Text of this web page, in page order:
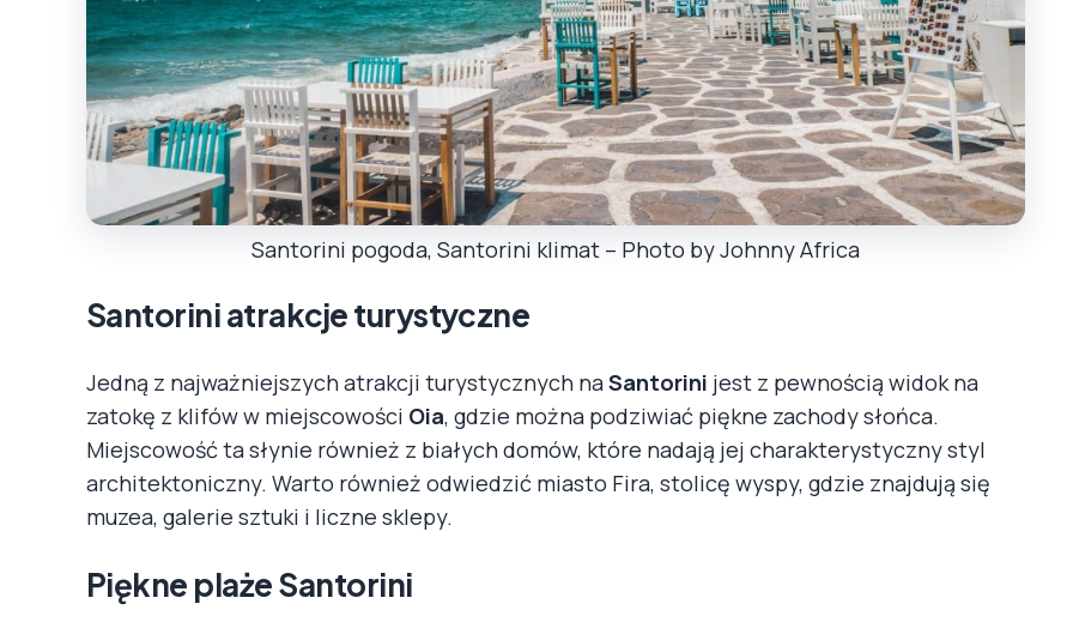
Santorini pogoda, Santorini klimat – Photo by Johnny Africa
Santorini atrakcje turystyczne
Jedną z najważniejszych atrakcji turystycznych naSantorini jest z pewnością widok na
zatokę z klifów w miejscowości Oia, gdzie można podziwiać piękne zachody słońca.
Miejscowość ta słynie również z białych domów, które nadają jej charakterystyczny styl
architektoniczny. Warto również odwiedzić miasto Fira, stolicę wyspy, gdzie znajdują się
muzea, galerie sztuki i liczne sklepy.
Piękne plaże Santorini